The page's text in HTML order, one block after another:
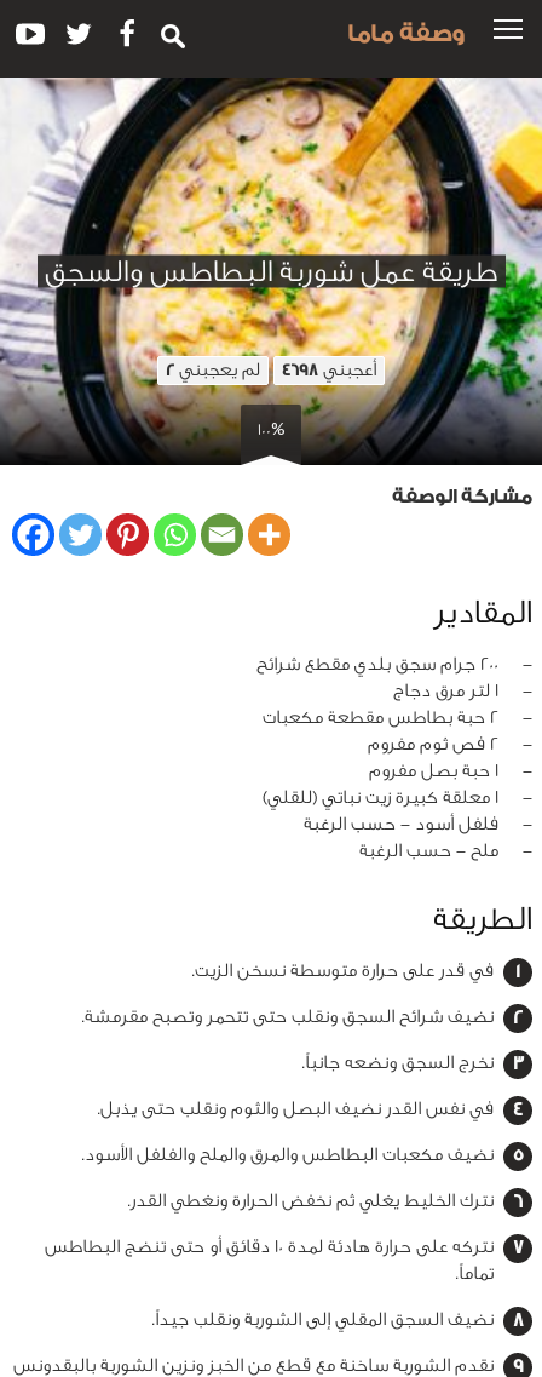
وصفة ماما
طريقة عمل شوربة البطاطس والسجق
أعجبني 4698 لم يعجبني 2
100%
مشاركة الوصفة
المقادير
‏-
200 جرام سجق بلدي مقطع شرائح
‏-
1 لتر مرق دجاج
‏-
2 حبة بطاطس مقطعة مكعبات
‏-
2 فص ثوم مفروم
‏-
1 حبة بصل مفروم
‏-
1 معلقة كبيرة زيت نباتي (للقلي)
‏-
فلفل أسود - حسب الرغبة
‏-
ملح - حسب الرغبة
الطريقة
في قدر على حرارة متوسطة نسخن الزيت.
نضيف شرائح السجق ونقلب حتى تتحمر وتصبح مقرمشة.
نخرج السجق ونضعه جانباً.
في نفس القدر نضيف البصل والثوم ونقلب حتى يذبل.
نضيف مكعبات البطاطس والمرق والملح والفلفل الأسود.
نترك الخليط يغلي ثم نخفض الحرارة ونغطي القدر.
نتركه على حرارة هادئة لمدة 10 دقائق أو حتى تنضج البطاطس
تماماً.
نضيف السجق المقلي إلى الشوربة ونقلب جيداً.
نقدم الشوربة ساخنة مع قطع من الخبز ونزين الشوربة بالبقدونس